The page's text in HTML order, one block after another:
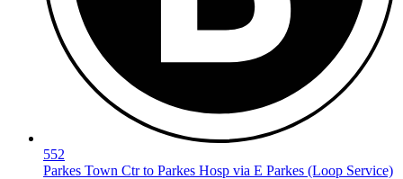
552
Parkes Town Ctr to Parkes Hosp via E Parkes (Loop Service)